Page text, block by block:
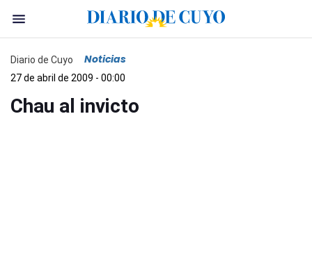
Diario de Cuyo Noticias
27 de abril de 2009 - 00:00
Chau al invicto